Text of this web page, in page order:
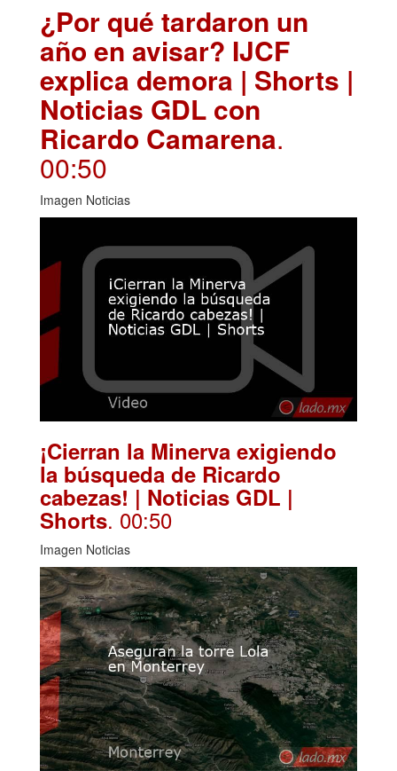
¿Por qué tardaron un
año en avisar? IJCF
explica demora | Shorts |
Noticias GDL con
Ricardo Camarena.
00:50
Imagen Noticias
¡Cierran la Minerva exigiendo
la búsqueda de Ricardo
cabezas! | Noticias GDL |
Shorts. 00:50
Imagen Noticias